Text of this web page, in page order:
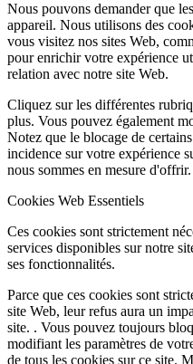
Nous pouvons demander que
appareil. Nous utilisons des
vous visitez nos sites Web,
pour enrichir votre expérience
relation avec notre site Web.
Cliquez sur les différentes
plus. Vous pouvez également
Notez que le blocage de
incidence sur votre expérience
nous sommes en mesure d'offrir.
Cookies Web Essentiels
Ces cookies sont strictement
services disponibles sur notre
ses fonctionnalités.
Parce que ces cookies sont
site Web, leur refus aura un
site. . Vous pouvez toujours
modifiant les paramètres de
de tous les cookies sur ce site.